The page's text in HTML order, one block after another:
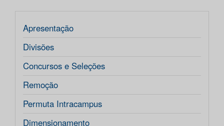
Apresentação
Divisões
Concursos e Seleções
Remoção
Permuta Intracampus
Dimensionamento